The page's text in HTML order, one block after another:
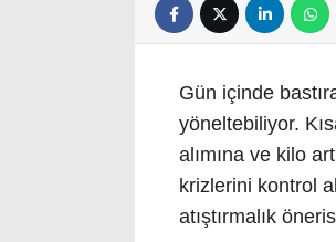
Gün içinde
yöneltebiliyor.
alımına ve kilo
krizlerini kontrol
atıştırmalık